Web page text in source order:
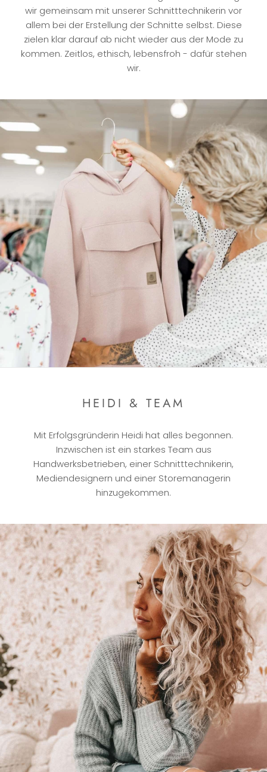
wir gemeinsam mit unserer Schnitttechnikerin vor
allem bei der Erstellung der Schnitte selbst. Diese
zielen klar darauf ab nicht wieder aus der Mode zu
kommen. Zeitlos, ethisch, lebensfroh - dafür stehen
wir.
HEIDI & TEAM
Mit Erfolgsgründerin Heidi hat alles begonnen.
Inzwischen ist ein starkes Team aus
Handwerksbetrieben, einer Schnitttechnikerin,
Mediendesignern und einer Storemanagerin
hinzugekommen.